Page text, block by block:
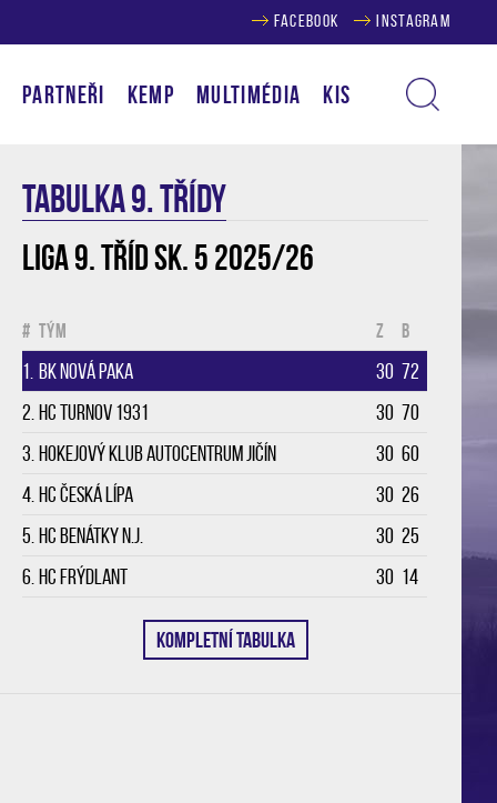
FACEBOOK INSTAGRAM
PARTNEŘI KEMP MULTIMÉDIA KIS
TABULKA 9. třídy
Liga 9. tříd sk. 5 2025/26
# Tým Z B
1. BK Nová Paka 30 72
2. HC Turnov 1931 30 70
3. Hokejový klub Autocentrum Jičín 30 60
4. HC Česká Lípa 30 26
5. HC Benátky n.J. 30 25
6. HC Frýdlant 30 14
KOMPLETNÍ TABULKA